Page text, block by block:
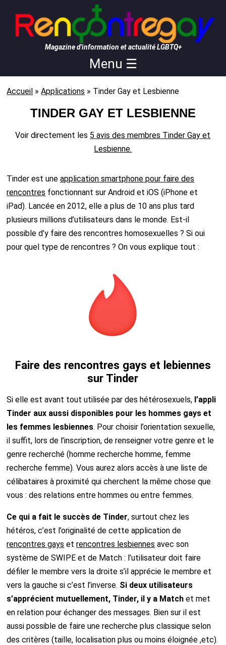
Magazine d'information et actualité LGBTQ+
Menu ☰
Accueil »Applications » Tinder Gay et Lesbienne
TINDER GAY ET LESBIENNE
Voir directement les 5 avis des membres Tinder Gay et
Lesbienne.
Tinder est uneapplication smartphone pour faire des
rencontres fonctionnant sur Android et iOS (iPhone et
iPad). Lancée en 2012, elle a plus de 10 ans plus tard
plusieurs millions d’utilisateurs dans le monde. Est-il
possible d’y faire des rencontres homosexuelles ? Si oui
pour quel type de rencontres ? On vous explique tout :
Faire des rencontres gays et lebiennes
sur Tinder
Si elle est avant tout utilisée par des hétérosexuels, l’appli
Tinder aux aussi disponibles pour les hommes gays et
les femmes lesbiennes. Pour choisir l’orientation sexuelle,
il suffit, lors de l’inscription, de renseigner votre genre et le
genre recherché (homme recherche homme, femme
recherche femme). Vous aurez alors accès à une liste de
célibataires à proximité qui cherchent la même chose que
vous : des relations entre hommes ou entre femmes.
Ce qui a fait le succès de Tinder, surtout chez les
hétéros, c’est l’originalité de cette application de
rencontres gays etrencontres lesbiennes avec son
système de SWIPE et de Match : l’utilisateur doit faire
défiler le membre vers la droite s’il apprécie le membre et
vers la gauche si c’est l’inverse. Si deux utilisateurs
s’apprécient mutuellement, Tinder, il y a Match et met
en relation pour échanger des messages. Bien sur il est
aussi possible de faire une recherche plus classique selon
des critères (taille, localisation plus ou moins éloignée ,etc).